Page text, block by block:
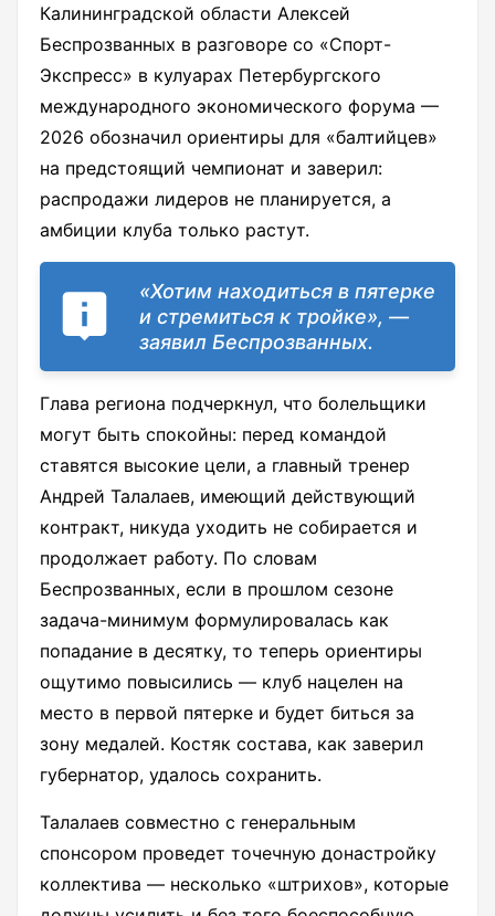
Калининградской области Алексей
Беспрозванных в разговоре со «Спорт-
Экспресс» в кулуарах Петербургского
международного экономического форума —
2026 обозначил ориентиры для «балтийцев»
на предстоящий чемпионат и заверил:
распродажи лидеров не планируется, а
амбиции клуба только растут.
«Хотим находиться в пятерке
и стремиться к тройке», —
заявил Беспрозванных.
Глава региона подчеркнул, что болельщики
могут быть спокойны: перед командой
ставятся высокие цели, а главный тренер
Андрей Талалаев, имеющий действующий
контракт, никуда уходить не собирается и
продолжает работу. По словам
Беспрозванных, если в прошлом сезоне
задача-минимум формулировалась как
попадание в десятку, то теперь ориентиры
ощутимо повысились — клуб нацелен на
место в первой пятерке и будет биться за
зону медалей. Костяк состава, как заверил
губернатор, удалось сохранить.
Талалаев совместно с генеральным
спонсором проведет точечную донастройку
коллектива — несколько «штрихов», которые